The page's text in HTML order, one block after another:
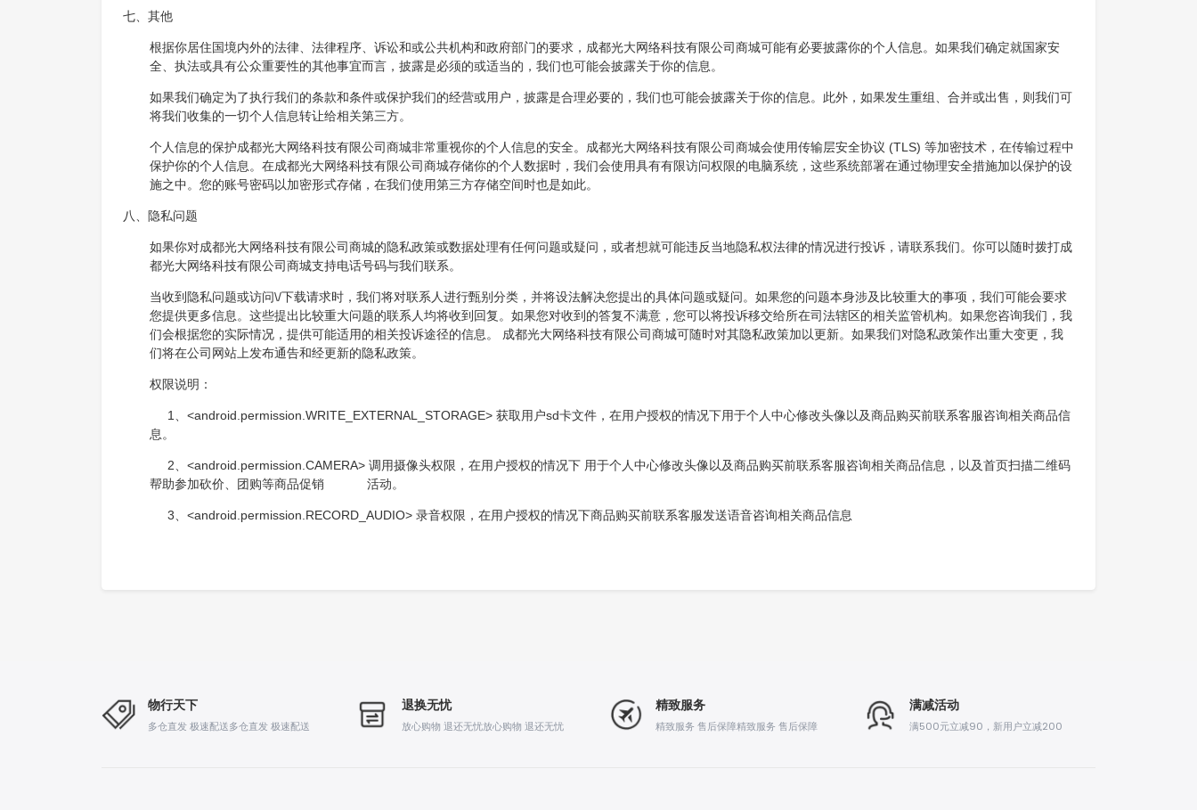
七、其他
根据你居住国境内外的法律、法律程序、诉讼和或公共机构和政府部门的要求，成都光大网络科技有限公司商城可能有必要披露你的个人信息。如果我们确定就国家安
全、执法或具有公众重要性的其他事宜而言，披露是必须的或适当的，我们也可能会披露关于你的信息。
如果我们确定为了执行我们的条款和条件或保护我们的经营或用户，披露是合理必要的，我们也可能会披露关于你的信息。此外，如果发生重组、合并或出售，则我们可
将我们收集的一切个人信息转让给相关第三方。
个人信息的保护成都光大网络科技有限公司商城非常重视你的个人信息的安全。成都光大网络科技有限公司商城会使用传输层安全协议 (TLS) 等加密技术，在传输过程中
保护你的个人信息。在成都光大网络科技有限公司商城存储你的个人数据时，我们会使用具有有限访问权限的电脑系统，这些系统部署在通过物理安全措施加以保护的设
施之中。您的账号密码以加密形式存储，在我们使用第三方存储空间时也是如此。
八、隐私问题
如果你对成都光大网络科技有限公司商城的隐私政策或数据处理有任何问题或疑问，或者想就可能违反当地隐私权法律的情况进行投诉，请联系我们。你可以随时拨打成
都光大网络科技有限公司商城支持电话号码与我们联系。
当收到隐私问题或访问\/下载请求时，我们将对联系人进行甄别分类，并将设法解决您提出的具体问题或疑问。如果您的问题本身涉及比较重大的事项，我们可能会要求
您提供更多信息。这些提出比较重大问题的联系人均将收到回复。如果您对收到的答复不满意，您可以将投诉移交给所在司法辖区的相关监管机构。如果您咨询我们，我
们会根据您的实际情况，提供可能适用的相关投诉途径的信息。 成都光大网络科技有限公司商城可随时对其隐私政策加以更新。如果我们对隐私政策作出重大变更，我
们将在公司网站上发布通告和经更新的隐私政策。
权限说明：
1、<android.permission.WRITE_EXTERNAL_STORAGE> 获取用户sd卡文件，在用户授权的情况下用于个人中心修改头像以及商品购买前联系客服咨询相关商品信
息。
2、<android.permission.CAMERA> 调用摄像头权限，在用户授权的情况下 用于个人中心修改头像以及商品购买前联系客服咨询相关商品信息，以及首页扫描二维码
帮助参加砍价、团购等商品促销 活动。
3、<android.permission.RECORD_AUDIO> 录音权限，在用户授权的情况下商品购买前联系客服发送语音咨询相关商品信息
物行天下
多仓直发 极速配送多仓直发 极速配送
退换无忧
放心购物 退还无忧放心购物 退还无忧
精致服务
精致服务 售后保障精致服务 售后保障
满减活动
满500元立减90，新用户立减200